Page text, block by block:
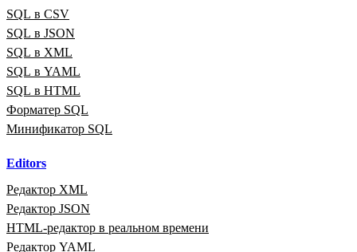
SQL в CSV
SQL в JSON
SQL в XML
SQL в YAML
SQL в HTML
Форматер SQL
Минификатор SQL
Editors
Редактор XML
Редактор JSON
HTML‑редактор в реальном времени
Редактор YAML